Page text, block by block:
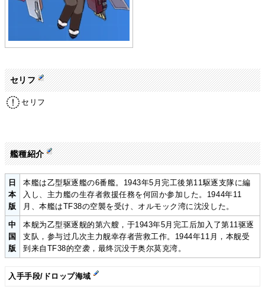
セリフ
セリフ
艦種紹介
日
本
版
本艦は乙型駆逐艦の6番艦。1943年5月完工後第11駆逐支隊に編
入し、主力艦の生存者救援任務を何回か参加した。1944年11
月、本艦はTF38の空襲を受け、オルモック湾に沈没した。
中
国
版
本舰为乙型驱逐舰的第六艘，于1943年5月完工后加入了第11驱逐
支队，参与过几次主力舰幸存者营救工作。1944年11月，本舰受
到来自TF38的空袭，最终沉没于奥尔莫克湾。
入手手段/ドロップ海域